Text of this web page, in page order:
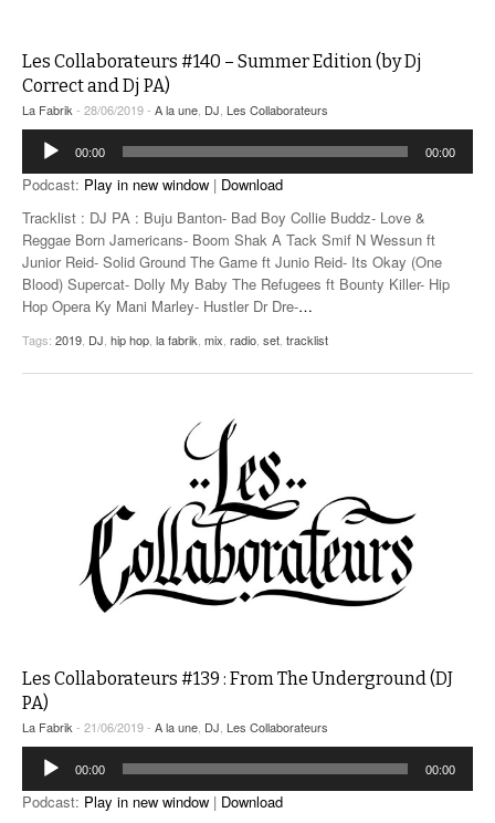
Les Collaborateurs #140 – Summer Edition (by Dj
Correct and Dj PA)
La Fabrik - 28/06/2019 - A la une DJ Les Collaborateurs
Lecteur
audio
00:00 00:00
Podcast: Play in new window | Download
Tracklist : DJ PA : Buju Banton- Bad Boy Collie Buddz- Love &
Reggae Born Jamericans- Boom Shak A Tack Smif N Wessun ft
Junior Reid- Solid Ground The Game ft Junio Reid- Its Okay (One
Blood) Supercat- Dolly My Baby The Refugees ft Bounty Killer- Hip
Hop Opera Ky Mani Marley- Hustler Dr Dre-…
Tags: 2019 DJ hip hop la fabrik mix radio set tracklist
Les Collaborateurs #139 : From The Underground (DJ
PA)
La Fabrik - 21/06/2019 - A la une DJ Les Collaborateurs
Lecteur
audio
00:00 00:00
Podcast: Play in new window | Download